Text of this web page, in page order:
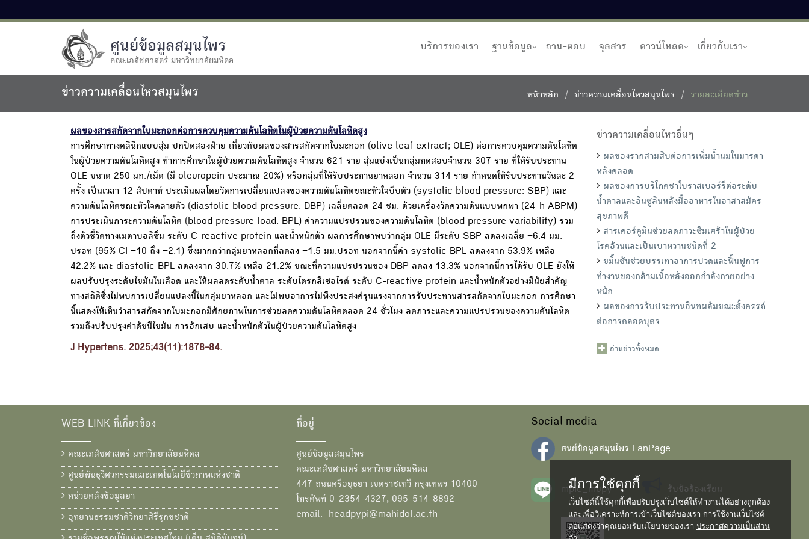
ศูนย์ข้อมูลสมุนไพร
คณะเภสัชศาสตร์ มหาวิทยาลัยมหิดล
บริการของเรา ฐานข้อมูล ถาม-ตอบ จุลสาร ดาวน์โหลด เกี่ยวกับเรา
ข่าวความเคลื่อนไหวสมุนไพร หน้าหลัก ข่าวความเคลื่อนไหวสมุนไพร รายละเอียดข่าว
ผลของสารสกัดจากใบมะกอกต่อการควบคุมความดันโลหิตในผู้ป่วยความดันโลหิตสูง
การศึกษาทางคลินิกแบบสุ่ม ปกปิดสองฝ่าย เกี่ยวกับผลของสารสกัดจากใบมะกอก (olive leaf extract; OLE) ต่อการควบคุมความดันโลหิต
ในผู้ป่วยความดันโลหิตสูง ทำการศึกษาในผู้ป่วยความดันโลหิตสูง จำนวน 621 ราย สุ่มแบ่งเป็นกลุ่มทดสอบจำนวน 307 ราย ที่ให้รับประทาน
OLE ขนาด 250 มก./เม็ด (มี oleuropein ประมาณ 20%) หรือกลุ่มที่ให้รับประทานยาหลอก จำนวน 314 ราย กำหนดให้รับประทานวันละ 2
ครั้ง เป็นเวลา 12 สัปดาห์ ประเมินผลโดยวัดการเปลี่ยนแปลงของความดันโลหิตขณะหัวใจบีบตัว (systolic blood pressure: SBP) และ
ความดันโลหิตขณะหัวใจคลายตัว (diastolic blood pressure: DBP) เฉลี่ยตลอด 24 ชม. ด้วยเครื่องวัดความดันแบบพกพา (24-h ABPM)
การประเมินภาระความดันโลหิต (blood pressure load: BPL) ค่าความแปรปรวนของความดันโลหิต (blood pressure variability) รวม
ถึงตัวชี้วัดทางเมตาบอลิซึม ระดับ C-reactive protein และน้ำหนักตัว ผลการศึกษาพบว่ากลุ่ม OLE มีระดับ SBP ลดลงเฉลี่ย −6.4 มม.
ปรอท (95% CI −10 ถึง −2.1) ซึ่งมากกว่ากลุ่มยาหลอกที่ลดลง −1.5 มม.ปรอท นอกจากนี้ค่า systolic BPL ลดลงจาก 53.9% เหลือ
42.2% และ diastolic BPL ลดลงจาก 30.7% เหลือ 21.2% ขณะที่ความแปรปรวนของ DBP ลดลง 13.3% นอกจากนี้การได้รับ OLE ยังให้
ผลปรับปรุงระดับไขมันในเลือด และให้ผลลดระดับน้ำตาล ระดับไตรกลีเซอไรด์ ระดับ C-reactive protein และน้ำหนักตัวอย่างมีนัยสำคัญ
ทางสถิติซึ่งไม่พบการเปลี่ยนแปลงนี้ในกลุ่มยาหลอก และไม่พบอาการไม่พึงประสงค์รุนแรงจากการรับประทานสารสกัดจากใบมะกอก การศึกษา
นี้แสดงให้เห็นว่าสารสกัดจากใบมะกอกมีศักยภาพในการช่วยลดความดันโลหิตตลอด 24 ชั่วโมง ลดภาระและความแปรปรวนของความดันโลหิต
รวมถึงปรับปรุงค่าดัชนีไขมัน การอักเสบ และน้ำหนักตัวในผู้ป่วยความดันโลหิตสูง
J Hypertens. 2025;43(11):1878-84.
ข่าวความเคลื่อนไหวอื่นๆ
ผลของรากสามสิบต่อการเพิ่มน้ำนมในมารดา
หลังคลอด
ผลของการบริโภคชาใบราสเบอร์รีต่อระดับ
น้ำตาลและอินซูลินหลังมื้ออาหารในอาสาสมัคร
สุขภาพดี
สารเคอร์คูมินช่วยลดภาวะซึมเศร้าในผู้ป่วย
โรคอ้วนและเป็นเบาหวานชนิดที่ 2
ขมิ้นชันช่วยบรรเทาอาการปวดและฟื้นฟูการ
ทำงานของกล้ามเนื้อหลังออกกำลังกายอย่าง
หนัก
ผลของการรับประทานอินทผลัมขณะตั้งครรภ์
ต่อการคลอดบุตร
อ่านข่าวทั้งหมด
WEB LINK ที่เกี่ยวข้อง
คณะเภสัชศาสตร์ มหาวิทยาลัยมหิดล
ศูนย์พันธุวิศวกรรมและเทคโนโลยีชีวภาพแห่งชาติ
หน่วยคลังข้อมูลยา
อุทยานธรรมชาติวิทยาสิรีรุกขชาติ
ที่อยู่
ศูนย์ข้อมูลสมุนไพร
คณะเภสัชศาสตร์ มหาวิทยาลัยมหิดล
447 ถนนศรีอยุธยา เขตราชเทวี กรุงเทพฯ 10400
โทรศัพท์ 0-2354-4327, 095-514-8892
email: headpypi@mahidol.ac.th
Social media
ศนย์ข้อมูลสมุนไพร FanPage
mpic_mupy รับข้อร้องเรียน
มีการใช้คุกกี้
เว็บไซต์นี้ใช้คุกกี้เพื่อปรับปรุงเว็บไซต์ให้ทำงานได้อย่างถูกต้อง
และเพื่อวิเคราะห์การเข้าเว็บไซต์ของเรา การใช้งานเว็บไซต์
ต่อแสดงว่าคุณยอมรับนโยบายของเรา ประกาศความเป็นส่วน